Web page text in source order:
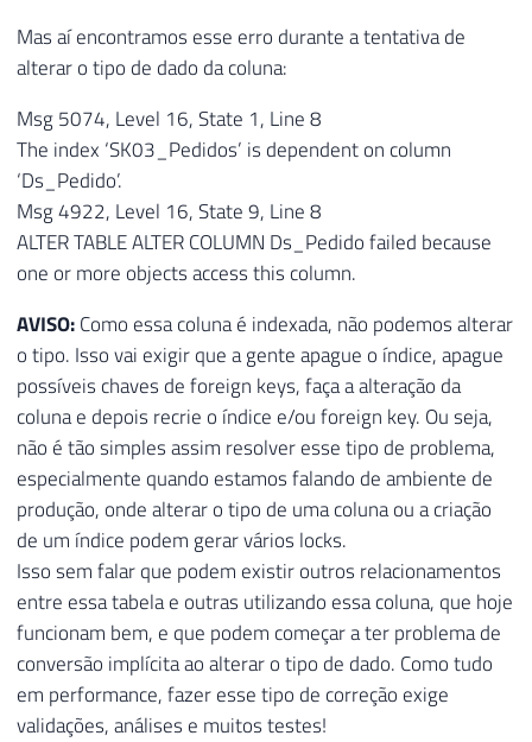
Mas aí encontramos esse erro durante a tentativa de
alterar o tipo de dado da coluna:
Msg 5074, Level 16, State 1, Line 8
The index ‘SK03_Pedidos’ is dependent on column
‘Ds_Pedido’.
Msg 4922, Level 16, State 9, Line 8
ALTER TABLE ALTER COLUMN Ds_Pedido failed because
one or more objects access this column.
AVISO:Como essa coluna é indexada, não podemos alterar
o tipo. Isso vai exigir que a gente apague o índice, apague
possíveis chaves de foreign keys, faça a alteração da
coluna e depois recrie o índice e/ou foreign key. Ou seja,
não é tão simples assim resolver esse tipo de problema,
especialmente quando estamos falando de ambiente de
produção, onde alterar o tipo de uma coluna ou a criação
de um índice podem gerar vários locks.
Isso sem falar que podem existir outros relacionamentos
entre essa tabela e outras utilizando essa coluna, que hoje
funcionam bem, e que podem começar a ter problema de
conversão implícita ao alterar o tipo de dado. Como tudo
em performance, fazer esse tipo de correção exige
validações, análises e muitos testes!